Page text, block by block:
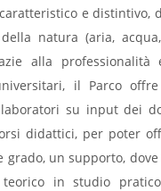
e distintivo,
natura (aria,
alla
il Parco
laboratori su input dei
didattici, per poter
grado, un supporto,
in studio